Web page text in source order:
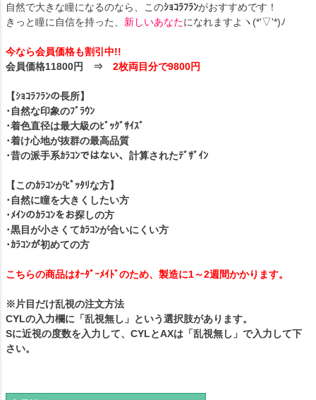
自然で大きな瞳になるのなら、このｼｮｺﾗﾌﾗﾝがおすすめです！
きっと瞳に自信を持った、 新しいあなたになれますよヽ(*'▽'*)ﾉ
今なら会員価格も割引中!!
会員価格11800円 ⇒ 2枚両目分で9800円
【ｼｮｺﾗﾌﾗﾝの長所】
･自然な印象のﾌﾞﾗｳﾝ
･着色直径は最大級のﾋﾞｯｸﾞｻｲｽﾞ
･着け心地が抜群の最高品質
･昔の派手系ｶﾗｺﾝではない、計算されたﾃﾞｻﾞｲﾝ
【このｶﾗｺﾝがﾋﾟｯﾀﾘな方】
･自然に瞳を大きくしたい方
･ﾒｲﾝのｶﾗｺﾝをお探しの方
･黒目が小さくてｶﾗｺﾝが合いにくい方
･ｶﾗｺﾝが初めての方
こちらの商品はｵｰﾀﾞｰﾒｲﾄﾞのため、製造に1～2週間かかります。
※片目だけ乱視の注文方法
CYLの入力欄に「乱視無し」という選択肢があります。
Sに近視の度数を入力して、CYLとAXは「乱視無し」で入力して下
さい。